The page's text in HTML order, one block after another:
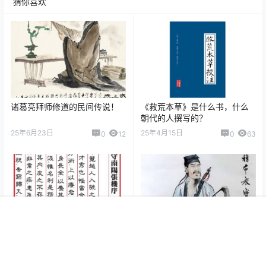
诸葛亮拜师修道的民间传说！
25年6月23日 0 12
《救荒本草》是什么书，什么
朝代的人撰写的？
25年4月15日 0 63